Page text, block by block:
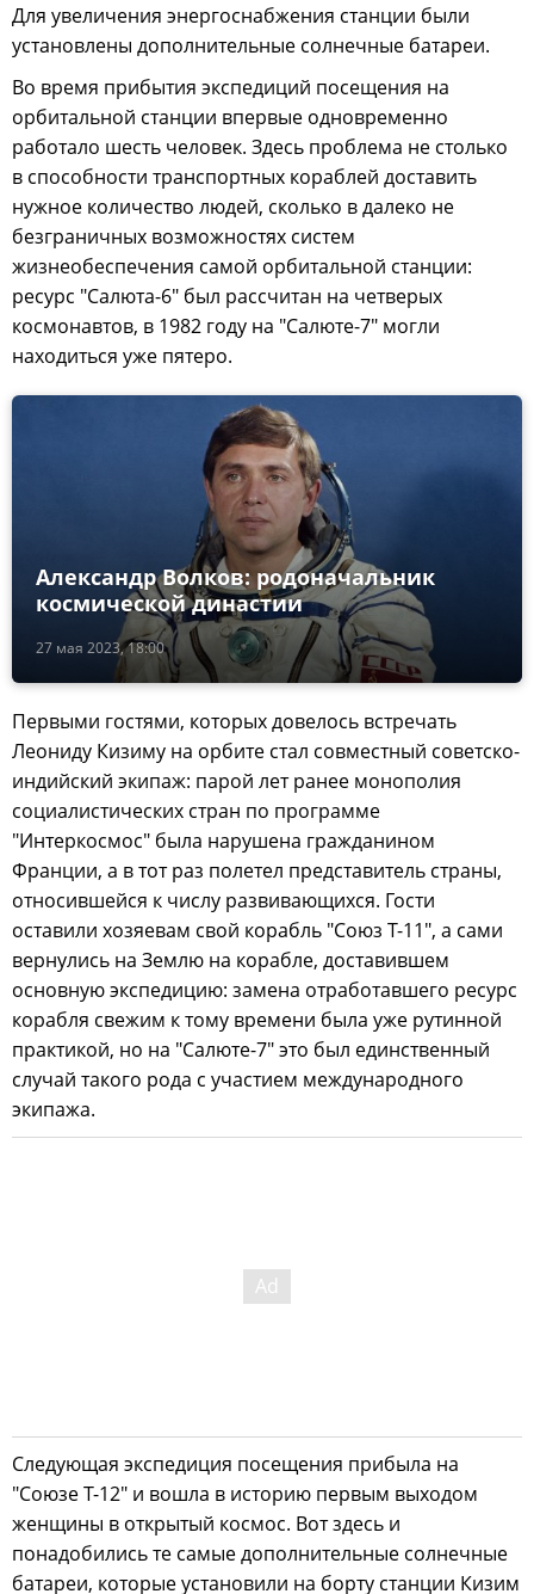
Для увеличения энергоснабжения станции были
установлены дополнительные солнечные батареи.
Во время прибытия экспедиций посещения на
орбитальной станции впервые одновременно
работало шесть человек. Здесь проблема не столько
в способности транспортных кораблей доставить
нужное количество людей, сколько в далеко не
безграничных возможностях систем
жизнеобеспечения самой орбитальной станции:
ресурс "Салюта-6" был рассчитан на четверых
космонавтов, в 1982 году на "Салюте-7" могли
находиться уже пятеро.
27 мая 2023, 18:00
Александр Волков: родоначальник
космической династии
Первыми гостями, которых довелось встречать
Леониду Кизиму на орбите стал совместный советско-
индийский экипаж: парой лет ранее монополия
социалистических стран по программе
"Интеркосмос" была нарушена гражданином
Франции, а в тот раз полетел представитель страны,
относившейся к числу развивающихся. Гости
оставили хозяевам свой корабль "Союз Т-11", а сами
вернулись на Землю на корабле, доставившем
основную экспедицию: замена отработавшего ресурс
корабля свежим к тому времени была уже рутинной
практикой, но на "Салюте-7" это был единственный
случай такого рода с участием международного
экипажа.
Следующая экспедиция посещения прибыла на
"Союзе Т-12" и вошла в историю первым выходом
женщины в открытый космос. Вот здесь и
понадобились те самые дополнительные солнечные
батареи, которые установили на борту станции Кизим